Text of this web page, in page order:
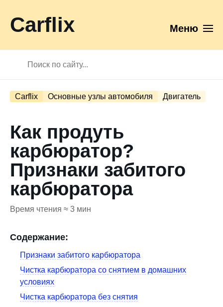
Carflix Меню
Carflix Основные узлы автомобиля Двигатель
Как продуть
карбюратор?
Признаки забитого
карбюратора
Время чтения ≈ 3 мин
Содержание:
Признаки забитого карбюратора
Чистка карбюратора со снятием в домашних
условиях
Чистка карбюратора без снятия